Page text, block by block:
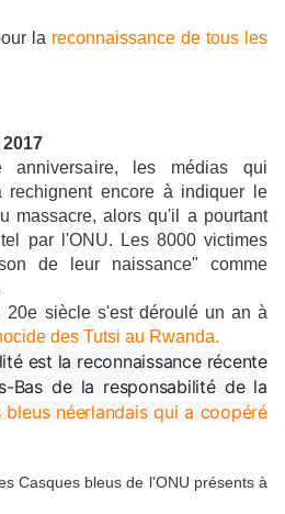
la reconnaissance de tous les
anniversaire, les médias qui
rechignent encore à indiquer le
massacre, alors qu'il a pourtant
par l'ONU. Les 8000 victimes
de leur naissance" comme
20e siècle s'est déroulé un an à
des Tutsi au Rwanda.
est la reconnaissance récente
Bas de la responsabilité de la
bleus néerlandais qui a coopéré
de l'ONU présents à